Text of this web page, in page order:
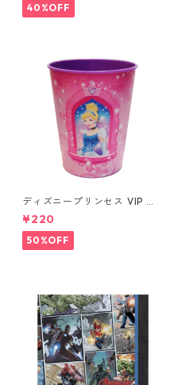
40%OFF
ディズニープリンセス VIP パ
ーティーカップ コップ DISNE
Y
¥220
50%OFF